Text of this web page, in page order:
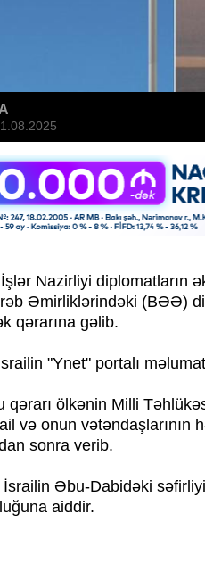
Nazirliyi diplomatların
Əmirliklərindəki (BƏƏ)
qərarına gəlib.
"Ynet" portalı
qərarı ölkənin Milli
və onun vətəndaşlarının
sonra verib.
Əbu-Dabidəki
aiddir.